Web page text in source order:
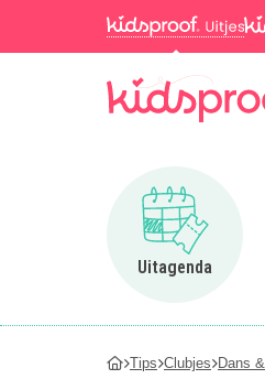
Uitagenda
Ga naar
Tips Clubjes Dans